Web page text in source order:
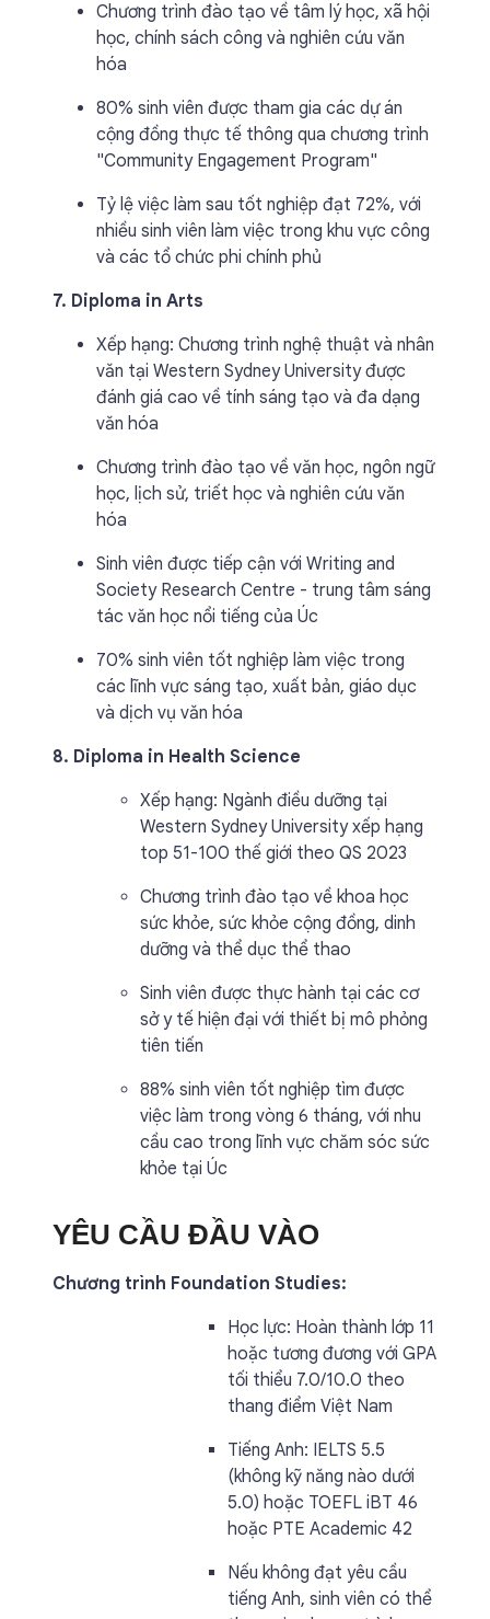
Chương trình đào tạo về tâm lý học, xã hội
học, chính sách công và nghiên cứu văn
hóa
80% sinh viên được tham gia các dự án
cộng đồng thực tế thông qua chương trình
"Community Engagement Program"
Tỷ lệ việc làm sau tốt nghiệp đạt 72%, với
nhiều sinh viên làm việc trong khu vực công
và các tổ chức phi chính phủ
7. Diploma in Arts
Xếp hạng: Chương trình nghệ thuật và nhân
văn tại Western Sydney University được
đánh giá cao về tính sáng tạo và đa dạng
văn hóa
Chương trình đào tạo về văn học, ngôn ngữ
học, lịch sử, triết học và nghiên cứu văn
hóa
Sinh viên được tiếp cận với Writing and
Society Research Centre - trung tâm sáng
tác văn học nổi tiếng của Úc
70% sinh viên tốt nghiệp làm việc trong
các lĩnh vực sáng tạo, xuất bản, giáo dục
và dịch vụ văn hóa
8. Diploma in Health Science
Xếp hạng: Ngành điều dưỡng tại
Western Sydney University xếp hạng
top 51-100 thế giới theo QS 2023
Chương trình đào tạo về khoa học
sức khỏe, sức khỏe cộng đồng, dinh
dưỡng và thể dục thể thao
Sinh viên được thực hành tại các cơ
sở y tế hiện đại với thiết bị mô phỏng
tiên tiến
88% sinh viên tốt nghiệp tìm được
việc làm trong vòng 6 tháng, với nhu
cầu cao trong lĩnh vực chăm sóc sức
khỏe tại Úc
YÊU CẦU ĐẦU VÀO
Chương trình Foundation Studies:
Học lực: Hoàn thành lớp 11
hoặc tương đương với GPA
tối thiểu 7.0/10.0 theo
thang điểm Việt Nam
Tiếng Anh: IELTS 5.5
(không kỹ năng nào dưới
5.0) hoặc TOEFL iBT 46
hoặc PTE Academic 42
Nếu không đạt yêu cầu
tiếng Anh, sinh viên có thể